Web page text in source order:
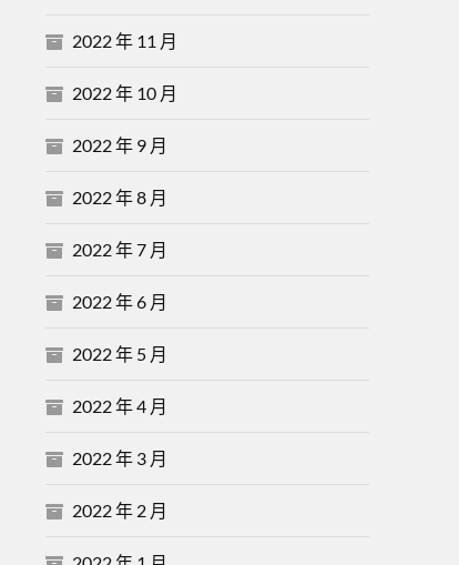
2022 年 11 月
2022 年 10 月
2022 年 9 月
2022 年 8 月
2022 年 7 月
2022 年 6 月
2022 年 5 月
2022 年 4 月
2022 年 3 月
2022 年 2 月